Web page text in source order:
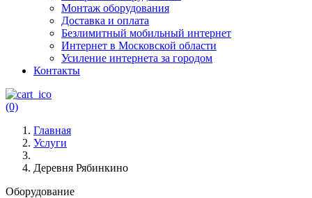
Монтаж оборудования
Доставка и оплата
Безлимитный мобильный интернет
Интернет в Московской области
Усиление интернета за городом
Контакты
(0)
Главная
Услуги
Деревня Рябинкино
Оборудование